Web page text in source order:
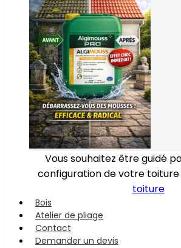
Vous souhaitez être guidé
configuration de votre toiture
toiture
Bois
Atelier de pliage
Contact
Demander un devis